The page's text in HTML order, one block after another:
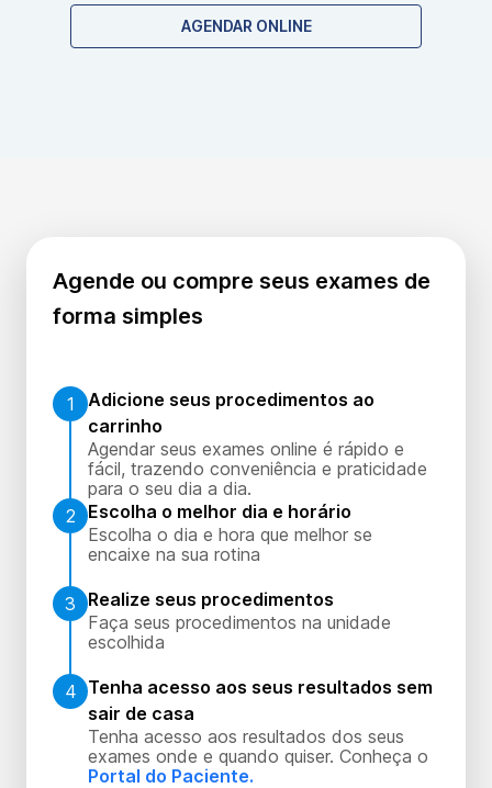
AGENDAR ONLINE
Agende ou compre seus exames de
forma simples
1
Adicione seus procedimentos ao
carrinho
Agendar seus exames online é rápido e
fácil, trazendo conveniência e praticidade
para o seu dia a dia.
2
Escolha o melhor dia e horário
Escolha o dia e hora que melhor se
encaixe na sua rotina
3
Realize seus procedimentos
Faça seus procedimentos na unidade
escolhida
4 Tenha acesso aos seus resultados sem
sair de casa
Tenha acesso aos resultados dos seus
exames onde e quando quiser. Conheça o
Portal do Paciente.